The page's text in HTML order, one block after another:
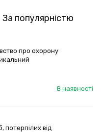
За популярністю
про охорону
В наявності
потерпілих від